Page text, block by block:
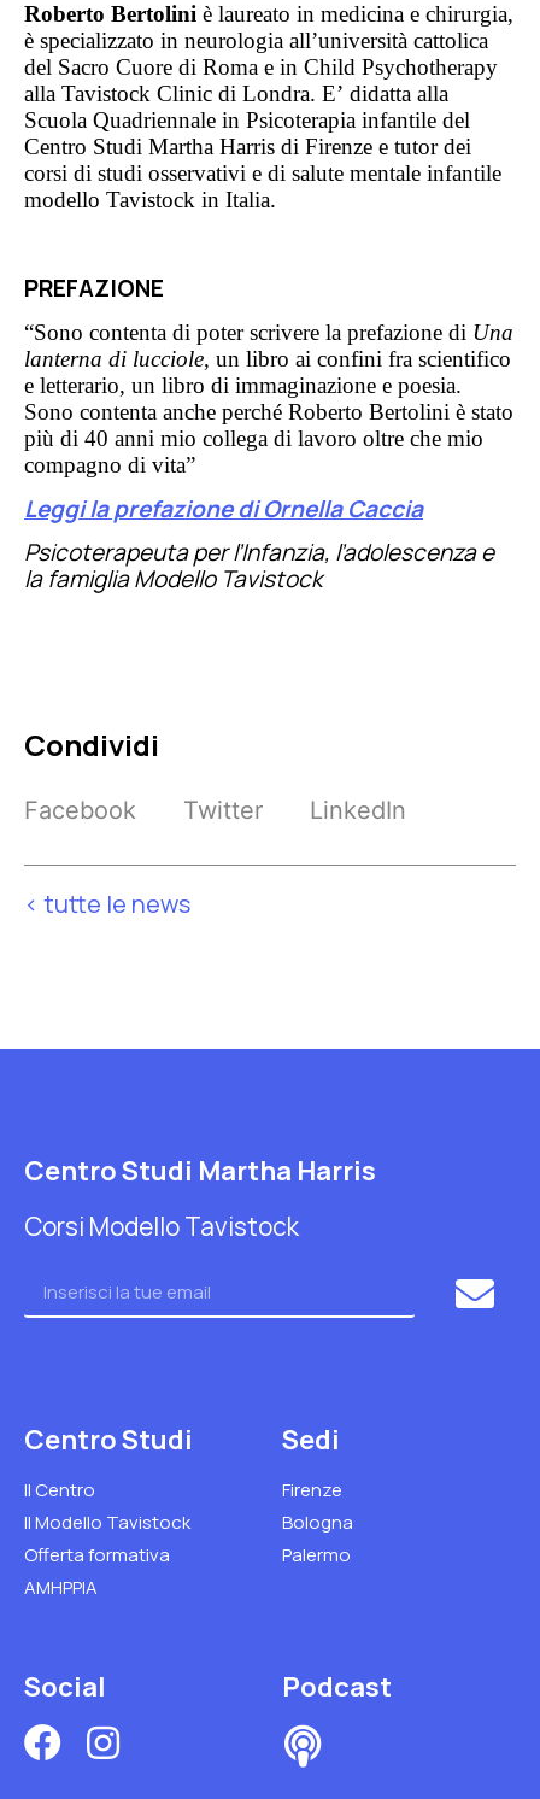
Roberto Bertolini è laureato in medicina e chirurgia,
è specializzato in neurologia all’università cattolica
del Sacro Cuore di Roma e in Child Psychotherapy
alla Tavistock Clinic di Londra. E’ didatta alla
Scuola Quadriennale in Psicoterapia infantile del
Centro Studi Martha Harris di Firenze e tutor dei
corsi di studi osservativi e di salute mentale infantile
modello Tavistock in Italia.
PREFAZIONE
“Sono contenta di poter scrivere la prefazione di Una
lanterna di lucciole, un libro ai confini fra scientifico
e letterario, un libro di immaginazione e poesia.
Sono contenta anche perché Roberto Bertolini è stato
più di 40 anni mio collega di lavoro oltre che mio
compagno di vita”
Leggi la prefazione di Ornella Caccia
Psicoterapeuta per l’Infanzia, l’adolescenza e
la famiglia Modello Tavistock
Condividi
Facebook Twitter LinkedIn
< tutte le news
Centro Studi Martha Harris
Corsi Modello Tavistock
Centro Studi
Il Centro
Il Modello Tavistock
Offerta formativa
AMHPPIA
Sedi
Firenze
Bologna
Palermo
Social Podcast